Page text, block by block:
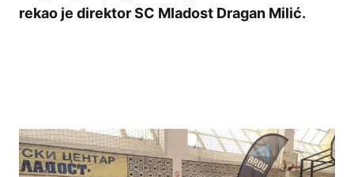
rekao je direktor SC Mladost Dragan Milić.